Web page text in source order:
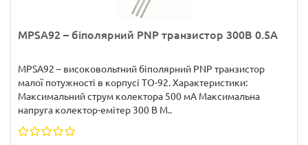
MPSA92 – біполярний PNP транзистор 300В 0.5А
MPSA92 – високовольтний біполярний PNP транзистор
малої потужності в корпусі TO-92. Характеристики:
Максимальний струм колектора 500 мА Максимальна
напруга колектор-емітер 300 В М..